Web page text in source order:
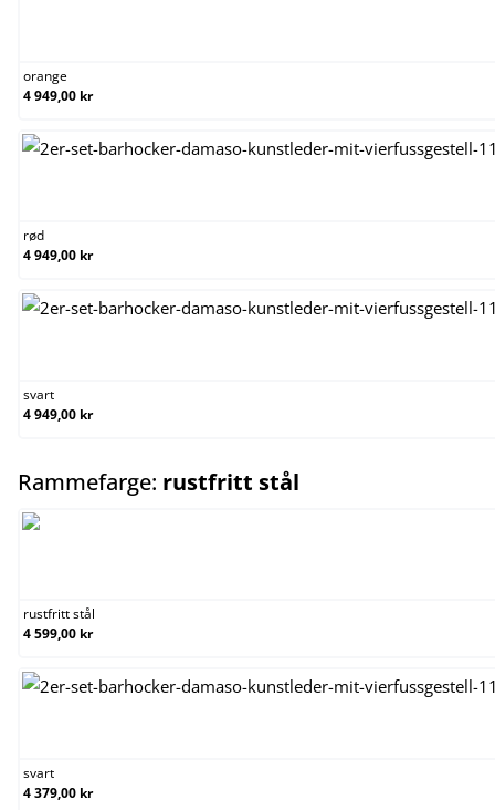
orange
4 949,00 kr
rød
4 949,00 kr
svart
4 949,00 kr
Rammefarge: rustfritt stål
rustfritt stål
4 599,00 kr
svart
4 379,00 kr